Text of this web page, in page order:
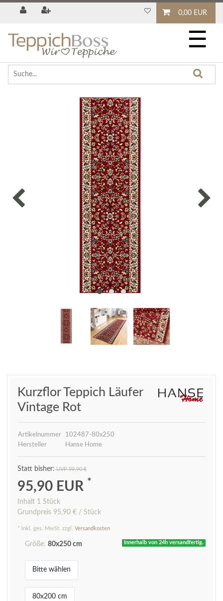
0,00 EUR
☰
Kurzflor Teppich Läufer
Vintage Rot
Artikelnummer
102487-80x250
Hersteller
Hanse Home
UVP 99,90 €
95,90 EUR *
Inhalt 1 Stück
Grundpreis 95,90 € / Stück
* inkl. ges. MwSt. zzgl. Versandkosten
Innerhalb von 24h versandfertig.
Größe: 80x250 cm
Bitte wählen
80x200 cm